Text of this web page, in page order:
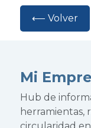
⟵ Volver
Mi
Hub de
herramientas,